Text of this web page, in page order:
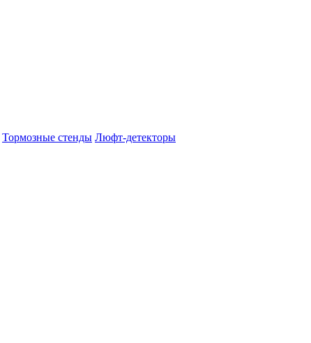
Тормозные стенды Люфт-детекторы